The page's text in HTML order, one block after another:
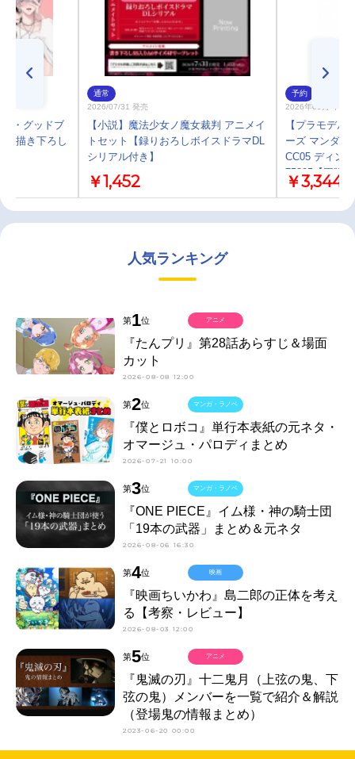
・グッドブ
【描き下ろし
通常
2026/07/31 発売
【小説】魔法少女ノ魔女裁判 アニメイ
トセット【録りおろしボイスドラマDL
シリアル付き】
￥1,452
予約
2026年09月 中 発
【プラモデル
ーズ マンダロ
CC05 ディン
75805【再販】
￥3,344
人気ランキング
第1位
『たんプリ』第28話あらすじ＆場面
カット
2026-08-08 12:00
アニメ
第2位
『僕とロボコ』単行本表紙の元ネタ・
オマージュ・パロディまとめ
2026-07-21 10:00
マンガ・ラノベ
第3位
『ONE PIECE』イム様・神の騎士団
「19本の武器」まとめ＆元ネタ
2026-08-06 16:30
マンガ・ラノベ
第4位
『映画ちいかわ』島二郎の正体を考え
る【考察・レビュー】
2026-08-03 12:00
映画
第5位
『鬼滅の刃』十二鬼月（上弦の鬼、下
弦の鬼）メンバーを一覧で紹介＆解説
（登場鬼の情報まとめ）
2023-06-20 00:00
アニメ